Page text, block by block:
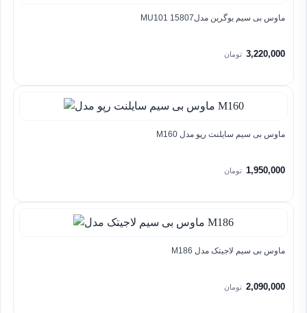
ماوس بی سیم یوگرین مدلMU101 15807
3,220,000 تومان
ماوس بی سیم سایلنت رپو مدل M160
1,950,000 تومان
ماوس بی سیم لاجیتک مدل M186
2,090,000 تومان